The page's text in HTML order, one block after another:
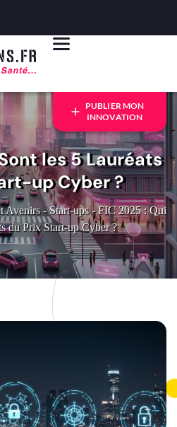
PUBLIER MON
INNOVATION
les 5 Lauréats
up Cyber ?
Avenirs - Start-ups - FIC 2025 : Qui
du Prix Start-up Cyber ?